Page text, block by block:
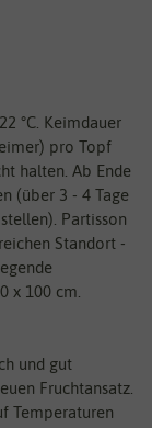
°C. Keimdauer
pro Topf
halten. Ab Ende
(über 3 - 4 Tage
Partisson
Standort -
x 100 cm.
und gut
Fruchtansatz.
Temperaturen